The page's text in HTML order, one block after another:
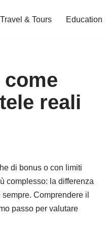
Travel & Tours Education
reali
di bonus o con limiti
complesso: la differenza
Comprendere il
passo per valutare